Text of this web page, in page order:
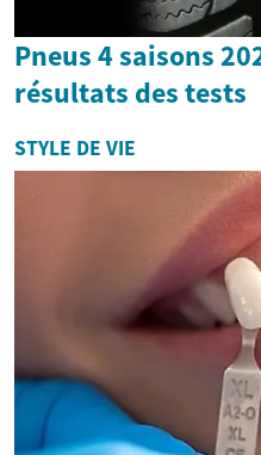
Pneus 4 saisons
résultats des tests
STYLE DE VIE